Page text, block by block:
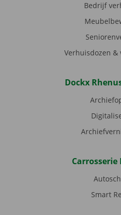
Bedrijf
Verhuisdozen
Dockx
Smart